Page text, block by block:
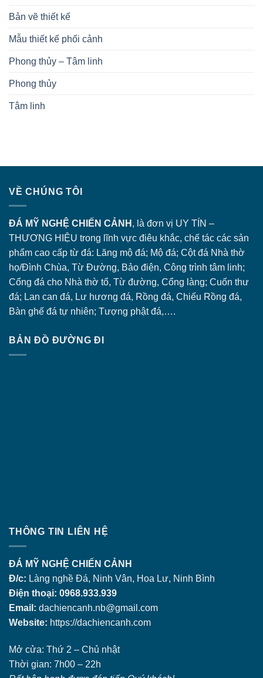
Bản vẽ thiết kế
Mẫu thiết kế phối cảnh
Phong thủy – Tâm linh
Phong thủy
Tâm linh
VỀ CHÚNG TÔI
ĐÁ MỸ NGHỆ CHIẾN CẢNH , là đơn vị UY TÍN –
THƯƠNG HIỆU trong lĩnh vực điêu khắc, chế tác các sản
phẩm cao cấp từ đá: Lăng mộ đá; Mộ đá; Cột đá Nhà thờ
họ/Đình Chùa, Từ Đường, Bảo điện, Công trình tâm linh;
Cổng đá cho Nhà thờ tổ, Từ đường, Cổng làng; Cuốn thư
đá; Lan can đá, Lư hương đá, Rồng đá, Chiếu Rồng đá,
Bàn ghế đá tự nhiên; Tượng phật đá,….
BẢN ĐỒ ĐƯỜNG ĐI
THÔNG TIN LIÊN HỆ
ĐÁ MỸ NGHỆ CHIẾN CẢNH
Đ/c: Làng nghề Đá, Ninh Vân, Hoa Lư, Ninh Bình
Điện thoại: 0968.933.939
Email: dachiencanh.nb@gmail.com
Website: https://dachiencanh.com
Mở cửa: Thứ 2 – Chủ nhật
Thời gian: 7h00 – 22h